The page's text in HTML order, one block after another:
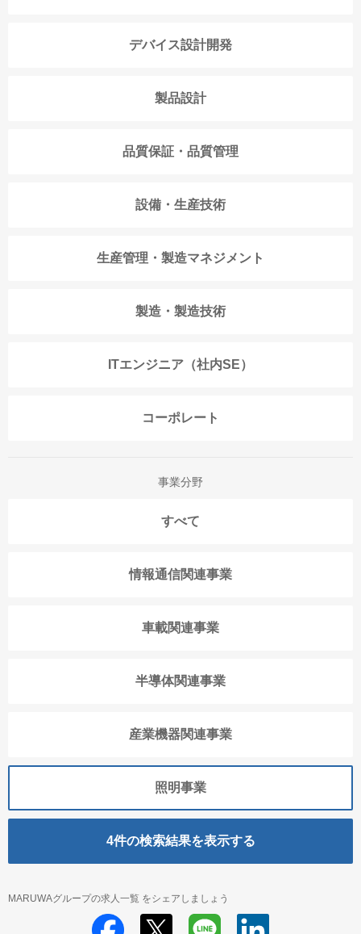
デバイス設計開発
製品設計
品質保証・品質管理
設備・生産技術
生産管理・製造マネジメント
製造・製造技術
ITエンジニア（社内SE）
コーポレート
事業分野
すべて
情報通信関連事業
車載関連事業
半導体関連事業
産業機器関連事業
照明事業
4件の検索結果を表示する
MARUWAグループの求人一覧 をシェアしましょう